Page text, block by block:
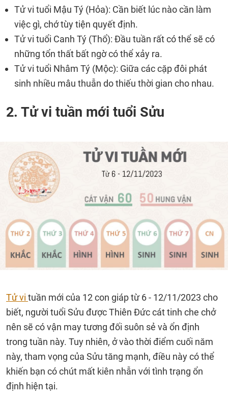
Tử vi tuổi Mậu Tý (Hỏa): Cần biết lúc nào cần làm
việc gì, chớ tùy tiện quyết định.
Tử vi tuổi Canh Tý (Thổ): Đầu tuần rất có thể sẽ có
những tổn thất bất ngờ có thể xảy ra.
Tử vi tuổi Nhâm Tý (Mộc): Giữa các cặp đôi phát
sinh nhiều mâu thuẫn do thiếu thời gian cho nhau.
2. Tử vi tuần mới tuổi Sửu
Tử vi tuần mới của 12 con giáp từ 6 - 12/11/2023 cho
biết, người tuổi Sửu được Thiên Đức cát tinh che chở
nên sẽ có vận may tương đối suôn sẻ và ổn định
trong tuần này. Tuy nhiên, ở vào thời điểm cuối năm
này, tham vọng của Sửu tăng mạnh, điều này có thể
khiến bạn có chút mất kiên nhẫn với tình trạng ổn
định hiện tại.